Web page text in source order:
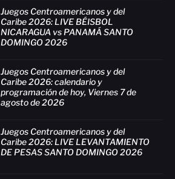
Juegos Centroamericanos y del
Caribe 2026: LIVE BÉISBOL
NICARAGUA vs PANAMÁ SANTO
DOMINGO 2026
Juegos Centroamericanos y del
Caribe 2026: calendario y
programación de hoy, Viernes 7 de
agosto de 2026
Juegos Centroamericanos y del
Caribe 2026: LIVE LEVANTAMIENTO
DE PESAS SANTO DOMINGO 2026